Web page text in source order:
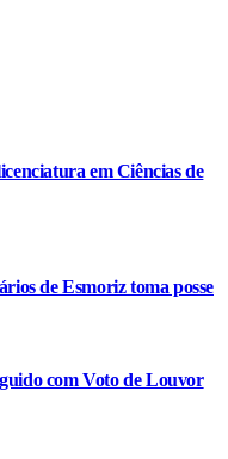
em Ciências de
de Esmoriz toma posse
com Voto de Louvor